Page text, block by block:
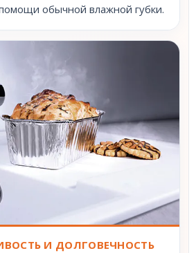
обычной влажной губки.
И ДОЛГОВЕЧНОСТЬ